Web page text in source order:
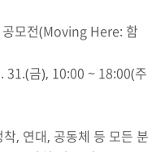
모전(Moving Here: 함
31.(금), 10:00 ~ 18:00(주
, 연대, 공동체 등 모든 분